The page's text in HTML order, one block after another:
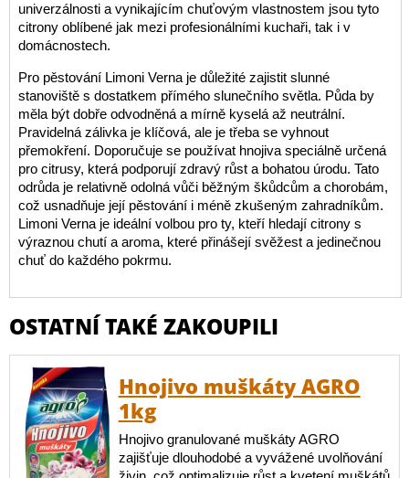
univerzálnosti a vynikajícím chuťovým vlastnostem jsou tyto
citrony oblíbené jak mezi profesionálními kuchaři, tak i v
domácnostech.
Pro pěstování Limoni Verna je důležité zajistit slunné
stanoviště s dostatkem přímého slunečního světla. Půda by
měla být dobře odvodněná a mírně kyselá až neutrální.
Pravidelná zálivka je klíčová, ale je třeba se vyhnout
přemokření. Doporučuje se používat hnojiva speciálně určená
pro citrusy, která podporují zdravý růst a bohatou úrodu. Tato
odrůda je relativně odolná vůči běžným škůdcům a chorobám,
což usnadňuje její pěstování i méně zkušeným zahradníkům.
Limoni Verna je ideální volbou pro ty, kteří hledají citrony s
výraznou chutí a aroma, které přinášejí svěžest a jedinečnou
chuť do každého pokrmu.
OSTATNÍ TAKÉ ZAKOUPILI
Hnojivo muškáty AGRO
1kg
Hnojivo granulované muškáty AGRO
zajišťuje dlouhodobé a vyvážené uvolňování